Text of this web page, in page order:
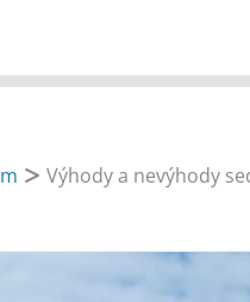
Výhody a nevýhody